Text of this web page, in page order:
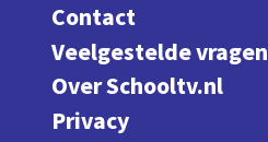
Contact
Veelgestelde vragen
Over Schooltv.nl
Privacy